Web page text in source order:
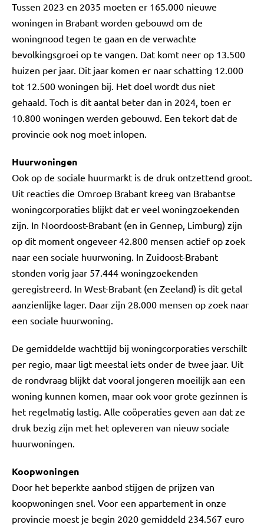
Tussen 2023 en 2035 moeten er 165.000 nieuwe
woningen in Brabant worden gebouwd om de
woningnood tegen te gaan en de verwachte
bevolkingsgroei op te vangen. Dat komt neer op 13.500
huizen per jaar. Dit jaar komen er naar schatting 12.000
tot 12.500 woningen bij. Het doel wordt dus niet
gehaald. Toch is dit aantal beter dan in 2024, toen er
10.800 woningen werden gebouwd. Een tekort dat de
provincie ook nog moet inlopen.
Huurwoningen
Ook op de sociale huurmarkt is de druk ontzettend groot.
Uit reacties die Omroep Brabant kreeg van Brabantse
woningcorporaties blijkt dat er veel woningzoekenden
zijn. In Noordoost-Brabant (en in Gennep, Limburg) zijn
op dit moment ongeveer 42.800 mensen actief op zoek
naar een sociale huurwoning. In Zuidoost-Brabant
stonden vorig jaar 57.444 woningzoekenden
geregistreerd. In West-Brabant (en Zeeland) is dit getal
aanzienlijke lager. Daar zijn 28.000 mensen op zoek naar
een sociale huurwoning.
De gemiddelde wachttijd bij woningcorporaties verschilt
per regio, maar ligt meestal iets onder de twee jaar. Uit
de rondvraag blijkt dat vooral jongeren moeilijk aan een
woning kunnen komen, maar ook voor grote gezinnen is
het regelmatig lastig. Alle coöperaties geven aan dat ze
druk bezig zijn met het opleveren van nieuw sociale
huurwoningen.
Koopwoningen
Door het beperkte aanbod stijgen de prijzen van
koopwoningen snel. Voor een appartement in onze
provincie moest je begin 2020 gemiddeld 234.567 euro